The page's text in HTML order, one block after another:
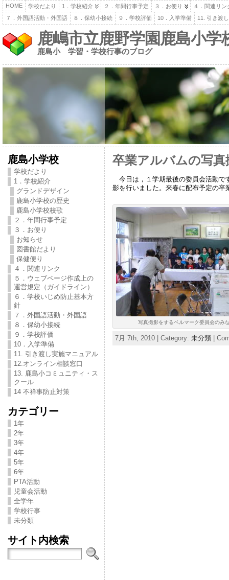
HOME 学校だより 1．学校紹介 ２．年間行事予定 ３．お便り
４．関連リン
７．外国語活動・外国語
８．保幼小接続 ９．学校評価 10．入学準備 11. 引き渡
鹿嶋市立鹿野学園鹿島小学
鹿島小 学習・学校行事のブログ
鹿島小学校
学校だより
1．学校紹介
グランドデザイン
鹿島小学校の歴史
鹿島小学校校歌
２．年間行事予定
３．お便り
お知らせ
図書館だより
保健便り
４．関連リンク
５．ウェブページ作成上の
運営規定（ガイドライン）
６．学校いじめ防止基本方
針
７．外国語活動・外国語
８．保幼小接続
９．学校評価
10．入学準備
11. 引き渡し実施マニュアル
12.オンライン相談窓口
13. 鹿島小コミュニティ・ス
クール
14 不祥事防止対策
カテゴリー
1年
2年
3年
4年
5年
6年
PTA活動
児童会活動
全学年
学校行事
未分類
サイト内検索
卒業アルバムの写
今日は，１学期最後の委員会活動で
影を行いました。来春に配布予定の卒
写真撮影をするベルマーク委員会のみ
7月 7th, 2010 | Category: 未分類|